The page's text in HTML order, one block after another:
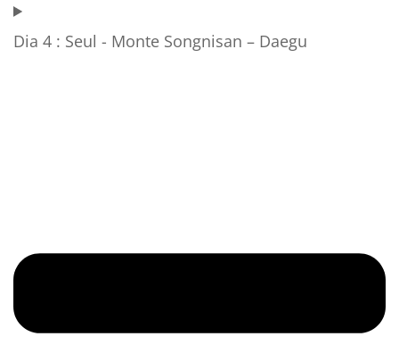
Dia 4 : Seul - Monte Songnisan – Daegu